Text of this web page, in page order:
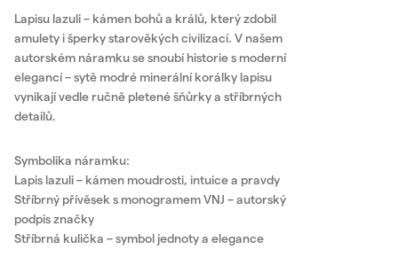
Lapisu lazuli – kámen bohů a králů, který zdobil
amulety i šperky starověkých civilizací. V našem
autorském náramku se snoubí historie s moderní
elegancí – sytě modré minerální korálky lapisu
vynikají vedle ručně pletené šňůrky a stříbrných
detailů.
Symbolika náramku:
Lapis lazuli – kámen moudrosti, intuice a pravdy
Stříbrný přívěsek s monogramem VNJ – autorský
podpis značky
Stříbrná kulička – symbol jednoty a elegance